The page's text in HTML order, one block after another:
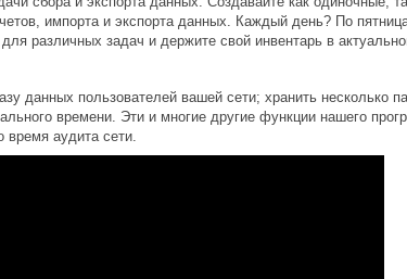
импорта и экспорта данных. Каждый день? По
различных задач и держите свой инвентарь в
данных пользователей вашей сети; хранить несколько
времени. Эти и многие другие функции нашего
время аудита сети.